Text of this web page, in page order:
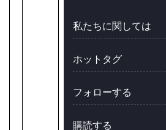
私たちに関しては
ホットタグ
フォローする
購読する